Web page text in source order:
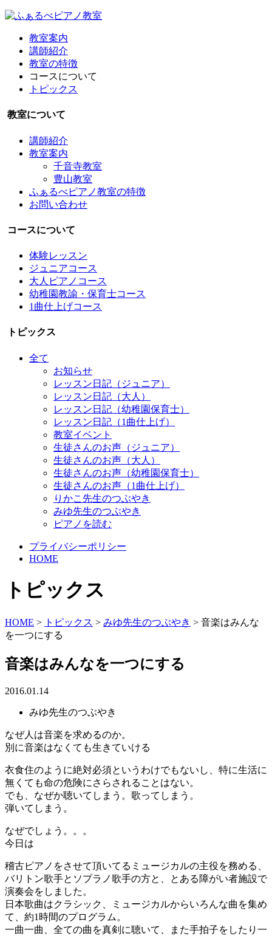
教室案内
講師紹介
教室の特徴
コースについて
トピックス
教室について
講師紹介
教室案内
千音寺教室
豊山教室
ふぁるべピアノ教室の特徴
お問い合わせ
コースについて
体験レッスン
ジュニアコース
大人ピアノコース
幼稚園教諭・保育士コース
1曲仕上げコース
トピックス
全て
お知らせ
レッスン日記（ジュニア）
レッスン日記（大人）
レッスン日記（幼稚園保育士）
レッスン日記（1曲仕上げ）
教室イベント
生徒さんのお声（ジュニア）
生徒さんのお声（大人）
生徒さんのお声（幼稚園保育士）
生徒さんのお声（1曲仕上げ）
りかこ先生のつぶやき
みゆ先生のつぶやき
ピアノを読む
プライバシーポリシー
HOME
トピックス
HOME > トピックス > みゆ先生のつぶやき > 音楽はみんな
を一つにする
音楽はみんなを一つにする
2016.01.14
みゆ先生のつぶやき
なぜ人は音楽を求めるのか。
別に音楽はなくても生きていける
衣食住のように絶対必須というわけでもないし、特に生活に
無くても命の危険にさらされることはない。
でも、なぜか聴いてしまう。歌ってしまう。
弾いてしまう。
なぜでしょう。。。
今日は
稽古ピアノをさせて頂いてるミュージカルの主役を務める、
バリトン歌手とソプラノ歌手の方と、とある障がい者施設で
演奏会をしました。
日本歌曲はクラシック、ミュージカルからいろんな曲を集め
て、約1時間のプログラム。
一曲一曲、全ての曲を真剣に聴いて、また手拍子をしたり一